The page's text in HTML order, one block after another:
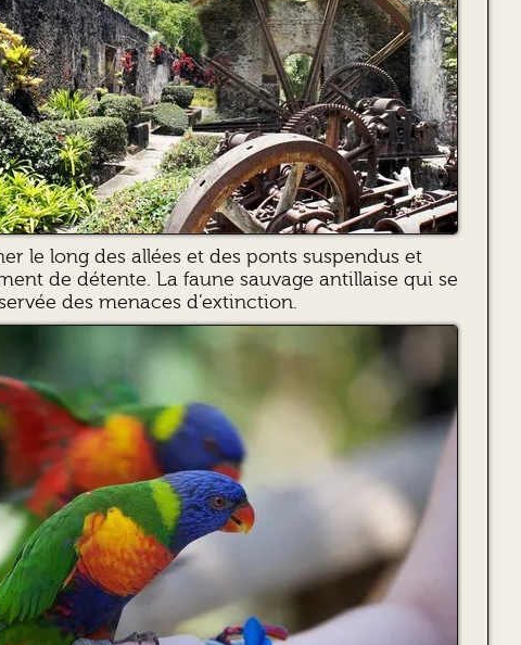
le long des allées et des ponts suspendus et
de détente. La faune sauvage antillaise qui se
des menaces d’extinction.